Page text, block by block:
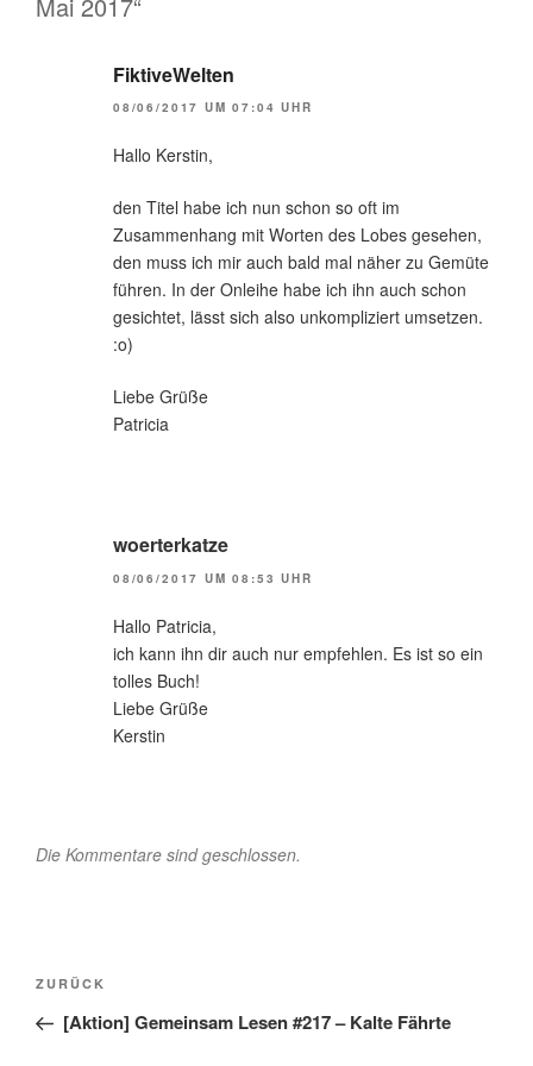
FiktiveWelten
08/06/2017 UM 07:04 UHR
Hallo Kerstin,
den Titel habe ich nun schon so oft im
Zusammenhang mit Worten des Lobes gesehen,
den muss ich mir auch bald mal näher zu Gemüte
führen. In der Onleihe habe ich ihn auch schon
gesichtet, lässt sich also unkompliziert umsetzen.
:o)
Liebe Grüße
Patricia
woerterkatze
08/06/2017 UM 08:53 UHR
Hallo Patricia,
ich kann ihn dir auch nur empfehlen. Es ist so ein
tolles Buch!
Liebe Grüße
Kerstin
Die Kommentare sind geschlossen.
Beitragsnavigation
Vorheriger
Beitrag
ZURÜCK
[Aktion] Gemeinsam Lesen #217 – Kalte Fährte